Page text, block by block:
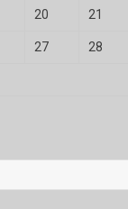
20 21
27 28